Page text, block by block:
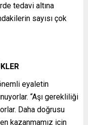
tedavi altına
sayısı çok
eyaletin
“Aşı gerekliliği
Daha doğrusu
kazanmamız için